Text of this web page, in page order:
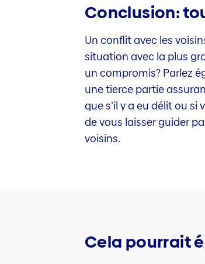
Conclusion:
Un conflit avec les
situation avec la plus
un compromis? Parlez
une tierce partie
que s’il y a eu délit ou
de vous laisser guider
voisins.
Cela pourrait